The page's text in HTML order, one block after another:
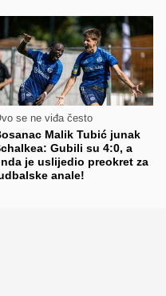
se ne viđa često
Malik Tubić junak
Gubili su 4:0, a
je uslijedio preokret za
anale!